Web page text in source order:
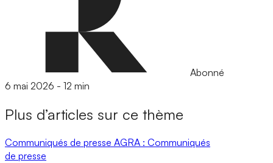
Abonné
6 mai 2026 - 12 min
Plus d’articles sur ce thème
Communiqués de presse AGRA : Communiqués
de presse